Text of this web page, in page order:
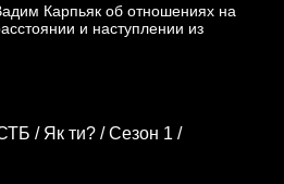
Карпьяк об отношениях на
и наступлении из
/ Як ти? /Сезон 1 /